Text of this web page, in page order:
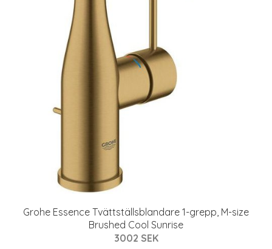
Grohe Essence Tvättställsblandare 1-grepp, M-size
Brushed Cool Sunrise
3002 SEK